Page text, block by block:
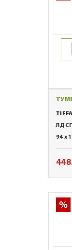
94 x